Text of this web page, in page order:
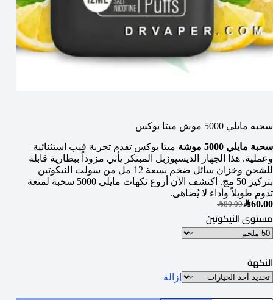
سحبه مايلي 5000 موش ميتا بوكس
سحبة مايلي 5000 موشة
ميتا بوكس تقدم تجربة فيب استثنائية
وعملية. هذا الجهاز الديسپوزبل المبتكر يأتي مزوداً ببطارية قابلة
للشحن وخزان سائل ضخم بسعة 12 مل من سولت النيكوتين
بتركيز 50 مج. اكتشف الآن أروع نكهات مايلي 5000 سحبة لمتعة
تدوم طويلاً وأداء لا يُضاهى.
SAR80.00SAR60.00
مستوى النيكوتين
النكهة
إزالة